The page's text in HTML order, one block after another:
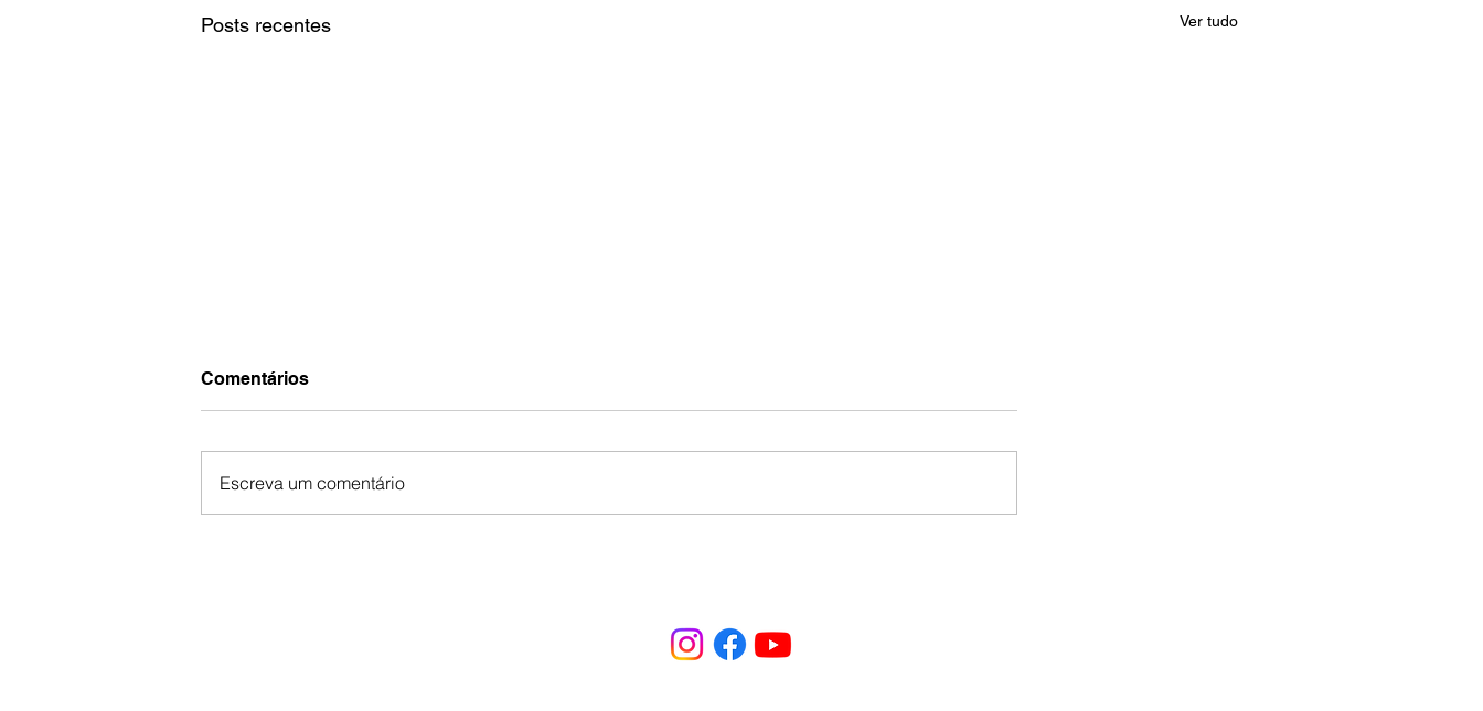
Posts recentes Ver tudo
Comentários
Escreva um comentário